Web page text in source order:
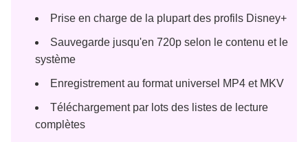
Prise en charge de la plupart des profils Disney+
Sauvegarde jusqu'en 720p selon le contenu et le
système
Enregistrement au format universel MP4 et MKV
Téléchargement par lots des listes de lecture
complètes